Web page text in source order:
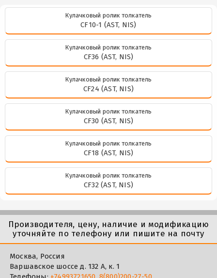
Кулачковый ролик толкатель
CF10-1 (AST, NIS)
Кулачковый ролик толкатель
CF36 (AST, NIS)
Кулачковый ролик толкатель
CF24 (AST, NIS)
Кулачковый ролик толкатель
CF30 (AST, NIS)
Кулачковый ролик толкатель
CF18 (AST, NIS)
Кулачковый ролик толкатель
CF32 (AST, NIS)
Производителя, цену, наличие и модификацию
уточняйте по телефону или пишите на почту
Москва, Россия
Варшавское шоссе д. 132 А, к. 1